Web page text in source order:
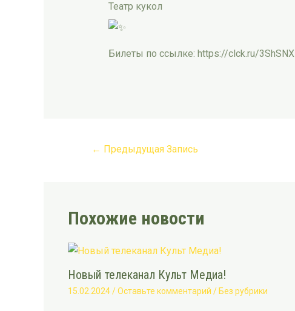
Театр кукол
Билеты по ссылке: https://clck.ru/3ShSNX
← Предыдущая Запись
Похожие новости
Новый телеканал Культ Медиа!
15.02.2024/Оставьте комментарий / Без рубрики